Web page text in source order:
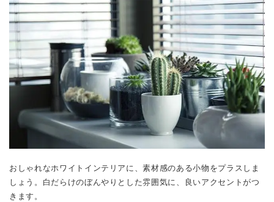
おしゃれなホワイトインテリアに、素材感のある小物をプラスしま
しょう。白だらけのぼんやりとした雰囲気に、良いアクセントがつ
きます。